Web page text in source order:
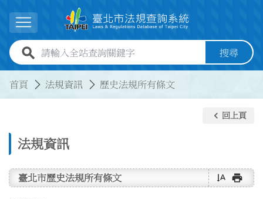
展開選單
全站查詢關鍵字欄位 搜尋
首頁 法規資訊 歷史法規所有條文
法規資訊
keyboard_arrow_left 回上頁
臺北市歷史法規所有條文 text_rotate_vertical print